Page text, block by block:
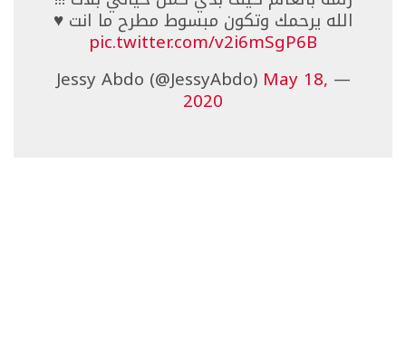
الله يرحمك وتكون مبسوط مطرح ما انت ♥️
pic.twitter.com/v2i6mSgP6B
— Jessy Abdo (@JessyAbdo)
May 18,
2020